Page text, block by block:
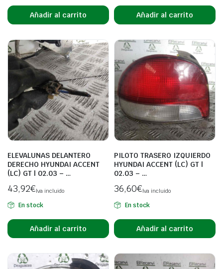
Añadir al carrito Añadir al carrito
ELEVALUNAS DELANTERO
DERECHO HYUNDAI ACCENT
(LC) GT | 02.03 – …
43,92€Iva incluido
En stock
Añadir al carrito
PILOTO TRASERO IZQUIERDO
HYUNDAI ACCENT (LC) GT |
02.03 – …
36,60€Iva incluido
En stock
Añadir al carrito